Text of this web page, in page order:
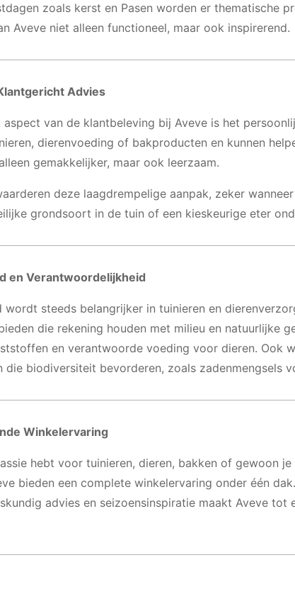
zoals kerst en Pasen worden er thematische
Aveve niet alleen functioneel, maar ook inspirerend.
Advies
aspect van de klantbeleving bij Aveve is het
dierenvoeding of bakproducten en kunnen
gemakkelijker, maar ook leerzaam.
deze laagdrempelige aanpak, zeker
grondsoort in de tuin of een kieskeurige eter
en Verantwoordelijkheid
wordt steeds belangrijker in tuinieren en
die rekening houden met milieu en natuurlijke
en verantwoorde voeding voor dieren. Ook
die biodiversiteit bevorderen, zoals zadenmengsels
Winkelervaring
hebt voor tuinieren, dieren, bakken of gewoon
bieden een complete winkelervaring onder één
advies en seizoensinspiratie maakt Aveve tot